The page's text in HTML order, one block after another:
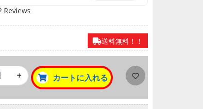
、あらゆるシミや色素沈着の治療薬として処
で赤みや肌のくすみを解消するものとなっ
になっている方などのための医薬品です。
シミができにくい肌にします。
Reviews
送料無料！！
+ カートに入れる